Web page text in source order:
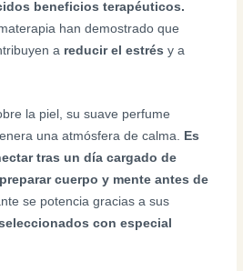
beneficios terapéuticos.
han demostrado que
a reducir el estrés y a
la piel, su suave perfume
una atmósfera de calma. Es
tras un día cargado de
cuerpo y mente antes de
se potencia gracias a sus
con especial